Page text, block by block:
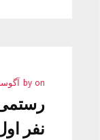
by on آگوست
نفر